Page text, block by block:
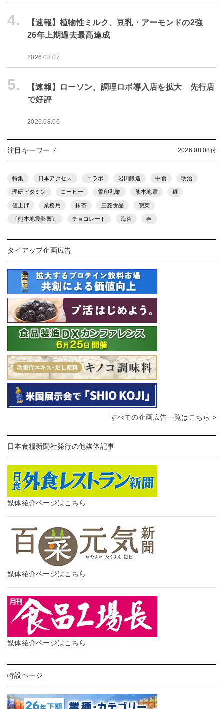
4.
【速報】植物性ミルク、豆乳・アーモンドの2強
26年上期過去最高達成
2026.08.07
5.
【速報】ローソン、調理ロボ導入店を拡大 先行店
で好評
2026.08.06
注目キーワード 2026.08.08付
特集 日本アクセス コラボ 岩田醸造 中食 明治
理研ビタミン コーヒー 雪印乳業 熊本地震 麺
値上げ 業務用 抹茶 三菱食品 惣菜
〔熊本地震影響〕 チョコレート 海苔 春
タイアップ企画広告
すべての企画広告一覧はこちら >
日本食糧新聞社発行の他媒体記事
媒体紹介ページはこちら
媒体紹介ページはこちら
媒体紹介ページはこちら
特設ページ